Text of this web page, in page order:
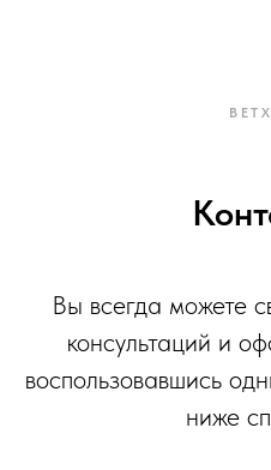
Вы всегда можете
консультаций и
воспользовавшись
ниже